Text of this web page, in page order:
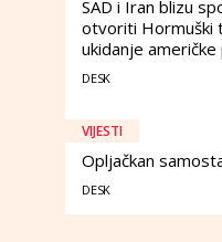
SAD i Iran blizu
otvoriti Hormuški
ukidanje
DESK
VIJESTI
Opljačkan
DESK